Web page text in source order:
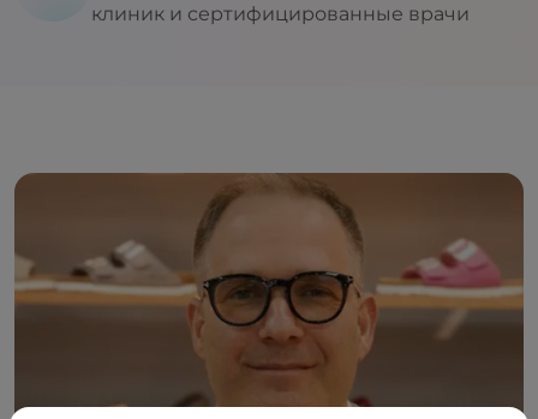
клиник и сертифицированные врачи